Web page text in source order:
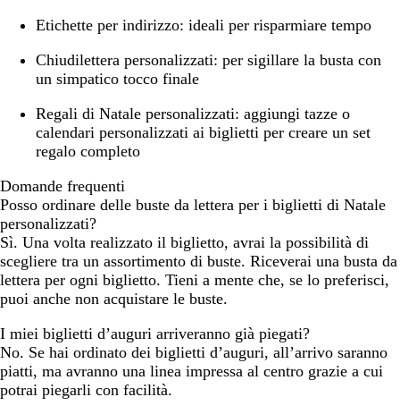
Etichette per indirizzo: ideali per risparmiare tempo
Chiudilettera personalizzati: per sigillare la busta con
un simpatico tocco finale
Regali di Natale personalizzati: aggiungi tazze o
calendari personalizzati ai biglietti per creare un set
regalo completo
Domande frequenti
Posso ordinare delle buste da lettera per i biglietti di Natale
personalizzati?
Sì. Una volta realizzato il biglietto, avrai la possibilità di
scegliere tra un assortimento di buste. Riceverai una busta da
lettera per ogni biglietto. Tieni a mente che, se lo preferisci,
puoi anche non acquistare le buste.
I miei biglietti d’auguri arriveranno già piegati?
No. Se hai ordinato dei biglietti d’auguri, all’arrivo saranno
piatti, ma avranno una linea impressa al centro grazie a cui
potrai piegarli con facilità.